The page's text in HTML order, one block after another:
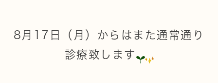
8月17日（月）からはまた通常通り
診療致します